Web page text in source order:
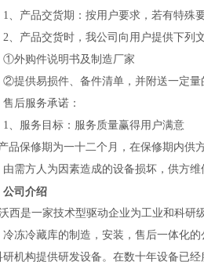
产品交货期：按用户要求，若有特殊要
产品交货时，我公司向用户提供下列
购件说明书及制造厂家
供易损件、备件清单，并附送一定量
售后服务承诺：
服务目标：服务质量赢得用户满意
品保修期为一十二个月，在保修期内供
由需方人为因素造成的设备损坏，供方维
公司介绍
西是一家技术型驱动企业为工业和科研
冷冻冷藏库的制造，安装，售后一体化
研机构提供研发设备。在数十年设备已